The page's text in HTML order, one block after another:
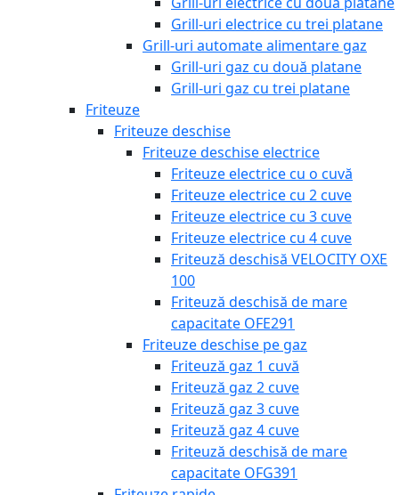
Grill-uri electrice cu trei platane
Grill-uri automate alimentare gaz
Grill-uri gaz cu două platane
Grill-uri gaz cu trei platane
Friteuze
Friteuze deschise
Friteuze deschise electrice
Friteuze electrice cu o cuvă
Friteuze electrice cu 2 cuve
Friteuze electrice cu 3 cuve
Friteuze electrice cu 4 cuve
Friteuză deschisă VELOCITY OXE
100
Friteuză deschisă de mare
capacitate OFE291
Friteuze deschise pe gaz
Friteuză gaz 1 cuvă
Friteuză gaz 2 cuve
Friteuză gaz 3 cuve
Friteuză gaz 4 cuve
Friteuză deschisă de mare
capacitate OFG391